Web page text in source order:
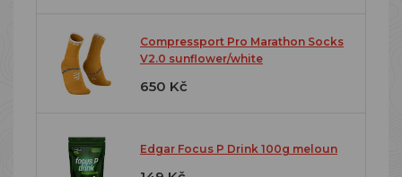
Compressport Pro Marathon Socks
V2.0 sunflower/white
650 Kč
Edgar Focus P Drink 100g meloun